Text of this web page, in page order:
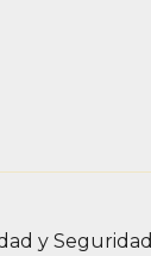
y Seguridad